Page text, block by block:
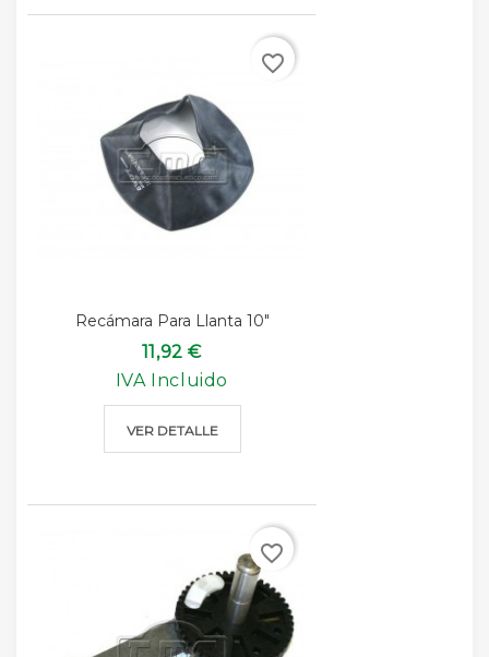
Recámara Para Llanta 10"
11,92 €
IVA Incluido
VER DETALLE
favorite_border
favorite_border